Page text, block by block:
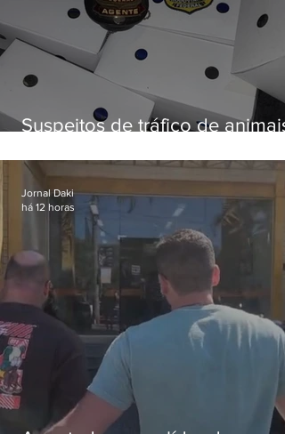
Suspeitos de tráfico de animais
aves
Jornal Daki
há 12 horas